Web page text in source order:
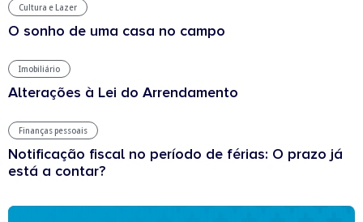
Cultura e Lazer
O sonho de uma casa no campo
Imobiliário
Alterações à Lei do Arrendamento
Finanças pessoais
Notificação fiscal no período de férias: O prazo já
está a contar?